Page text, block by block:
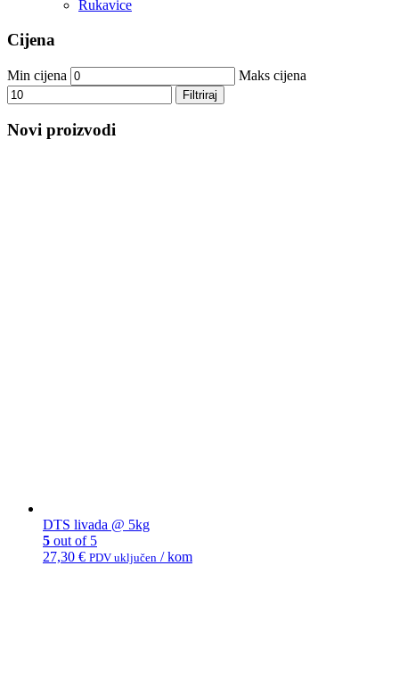
Rukavice
Cijena
Min cijena Maks cijena
Filtriraj
Novi proizvodi
DTS livada @ 5kg
5 out of 5
27,30 € PDV uključen / kom